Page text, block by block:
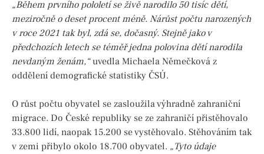
„Během prvního pololetí se živě narodilo 50 tisíc dětí,
meziročně o deset procent méně. Nárůst počtu narozených
v roce 2021 tak byl, zdá se, dočasný. Stejně jako v
předchozích letech se téměř jedna polovina dětí narodila
nevdaným ženám,“uvedla Michaela Němečková z
oddělení demografické statistiky ČSÚ.
O růst počtu obyvatel se zasloužila výhradně zahraniční
migrace. Do České republiky se ze zahraničí přistěhovalo
33.800 lidí, naopak 15.200 se vystěhovalo. Stěhováním tak
v zemi přibylo okolo 18.700 obyvatel. „Tyto údaje